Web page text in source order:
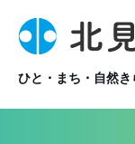
ひと・まち・自然